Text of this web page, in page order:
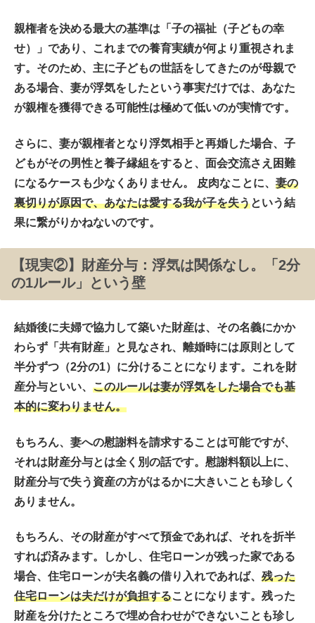
親権者を決める最大の基準は「子の福祉（子どもの幸
せ）」であり、これまでの養育実績が何より重視されま
す。そのため、主に子どもの世話をしてきたのが母親で
ある場合、妻が浮気をしたという事実だけでは、あなた
が親権を獲得できる可能性は極めて低いのが実情です。
さらに、妻が親権者となり浮気相手と再婚した場合、子
どもがその男性と養子縁組をすると、面会交流さえ困難
になるケースも少なくありません。 皮肉なことに、 妻の
裏切りが原因で、あなたは愛する我が子を失うという結
果に繋がりかねないのです。
【現実②】財産分与：浮気は関係なし。「2分
の1ルール」という壁
結婚後に夫婦で協力して築いた財産は、その名義にかか
わらず「共有財産」と見なされ、離婚時には原則として
半分ずつ（2分の1）に分けることになります。これを財
産分与といい、 このルールは妻が浮気をした場合でも基
本的に変わりません。
もちろん、妻への慰謝料を請求することは可能ですが、
それは財産分与とは全く別の話です。慰謝料額以上に、
財産分与で失う資産の方がはるかに大きいことも珍しく
ありません。
もちろん、その財産がすべて預金であれば、それを折半
すれば済みます。しかし、住宅ローンが残った家である
場合、住宅ローンが夫名義の借り入れであれば、 残った
住宅ローンは夫だけが負担することになります。残った
財産を分けたところで埋め合わせができないことも珍し